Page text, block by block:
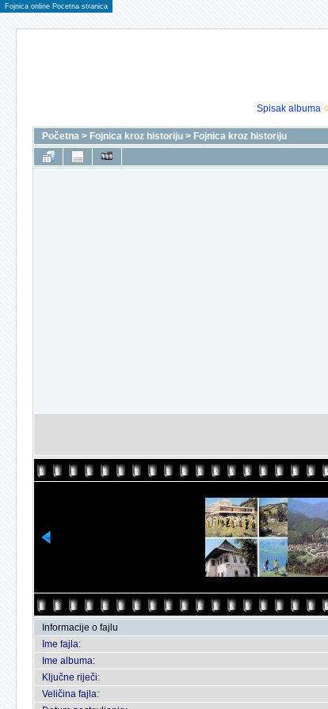
Fojnica online Pocetna stranica
Spisak albuma
Početna > Fojnica kroz historiju > Fojnica kroz historiju
Informacije o fajlu
Ime fajla:
Ime albuma:
Ključne riječi:
Veličina fajla: